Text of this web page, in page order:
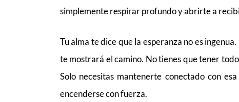
simplemente respirar profundo y abrirte a
Tu alma te dice que la esperanza no es
te mostrará el camino. No tienes que tener
Solo necesitas mantenerte conectado con
encenderse con fuerza.